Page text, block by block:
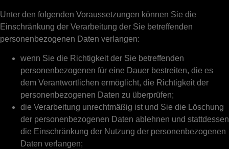
Unter den folgenden Voraussetzungen können Sie die
Einschränkung der Verarbeitung der Sie betreffenden
personenbezogenen Daten verlangen:
wenn Sie die Richtigkeit der Sie betreffenden
personenbezogenen für eine Dauer bestreiten, die es
dem Verantwortlichen ermöglicht, die Richtigkeit der
personenbezogenen Daten zu überprüfen;
die Verarbeitung unrechtmäßig ist und Sie die Löschung
der personenbezogenen Daten ablehnen und stattdessen
die Einschränkung der Nutzung der personenbezogenen
Daten verlangen;